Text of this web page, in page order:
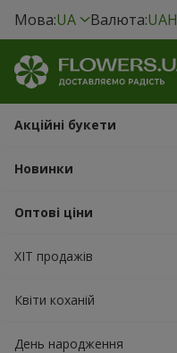
Мова:UA Валюта:UAH
Акційні букети
Новинки
Оптові ціни
ХІТ продажів
Квіти коханій
День народження